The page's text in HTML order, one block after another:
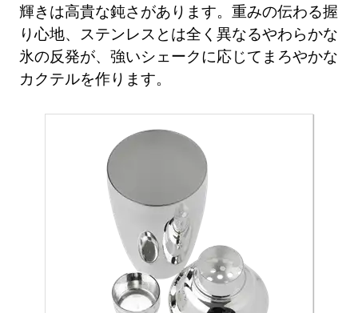
輝きは高貴な鈍さがあります。重みの伝わる握
り心地、ステンレスとは全く異なるやわらかな
氷の反発が、強いシェークに応じてまろやかな
カクテルを作ります。